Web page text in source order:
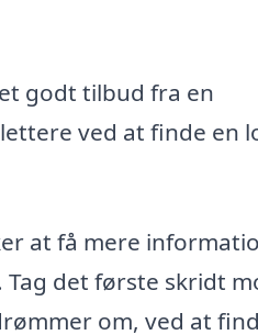
godt tilbud fra en
ved at finde en
at få mere
det første skridt
om, ved at